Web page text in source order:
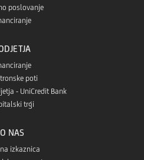
poslovanje
poti
- UniCredit Bank
trgi
O NAS
izkaznica